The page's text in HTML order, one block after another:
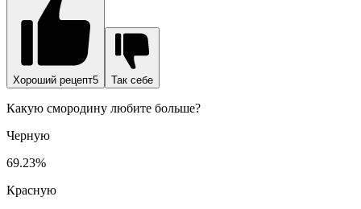
Хороший рецепт5 Так себе
Какую смородину любите больше?
Черную
69.23%
Красную